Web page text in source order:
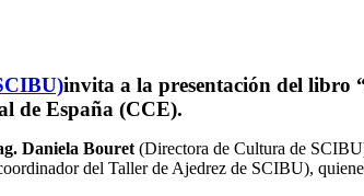
invita a la presentación del libro
de España (CCE).
Daniela Bouret (Directora de Cultura de
del Taller de Ajedrez de SCIBU),